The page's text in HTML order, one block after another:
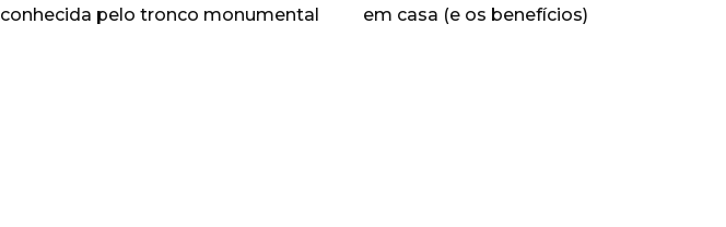
conhecida pelo tronco monumental
em casa (e os benefícios)